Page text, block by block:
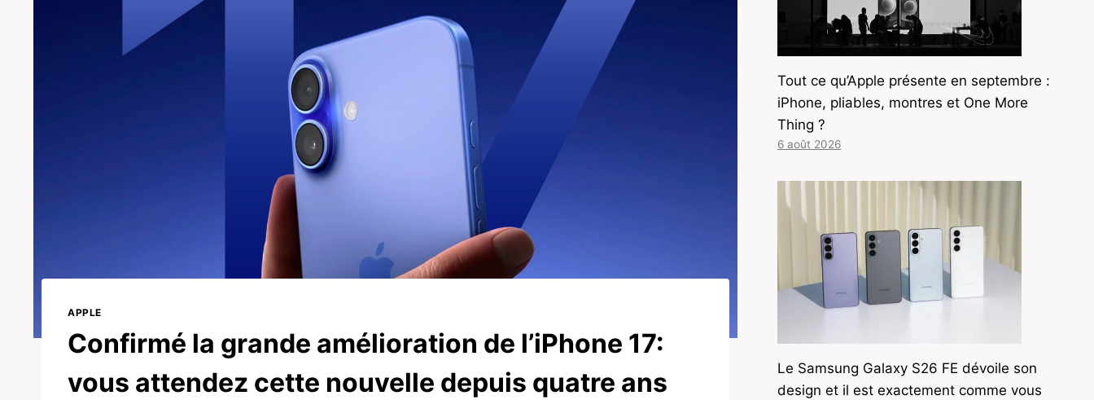
APPLE
Confirmé la grande amélioration de l’iPhone 17:
vous attendez cette nouvelle depuis quatre ans
Tout ce qu’Apple présente en septembre :
iPhone, pliables, montres et One More
Thing ?
6 août 2026
Le Samsung Galaxy S26 FE dévoile son
design et il est exactement comme vous